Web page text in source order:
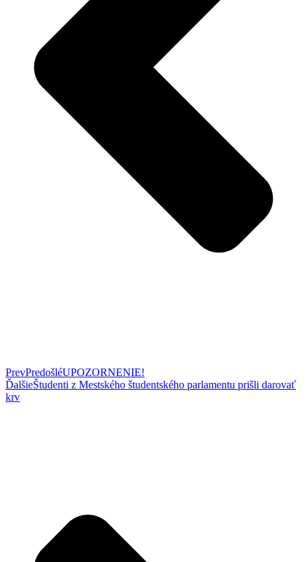
PrevPredošléUPOZORNENIE!
ĎalšieŠtudenti z Mestského študentského parlamentu prišli darovať
krv